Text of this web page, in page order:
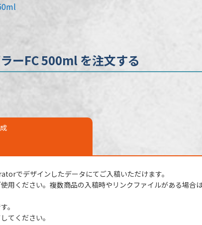
（幅86×高200×奥
業日後出荷
ーFC 500ml を注文する
でデザインしたデータにてご入稿いただけます。
用ください。複数商品の入稿時やリンクファイルがある場合
。
てください。